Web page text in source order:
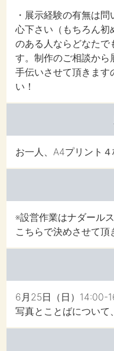
・展示経験の有無は
心下さい（もちろん初
のある人ならどなたで
す。制作のご相談から
手伝いさせて頂きます
い！
お一人、A4プリント４
※設営作業はナダール
こちらで決めさせて頂
6月25日（日）14:00-
写真とことばについて